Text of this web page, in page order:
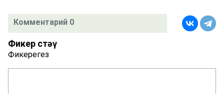
Комментарий 0
Фикер өстәү
Фикерегез